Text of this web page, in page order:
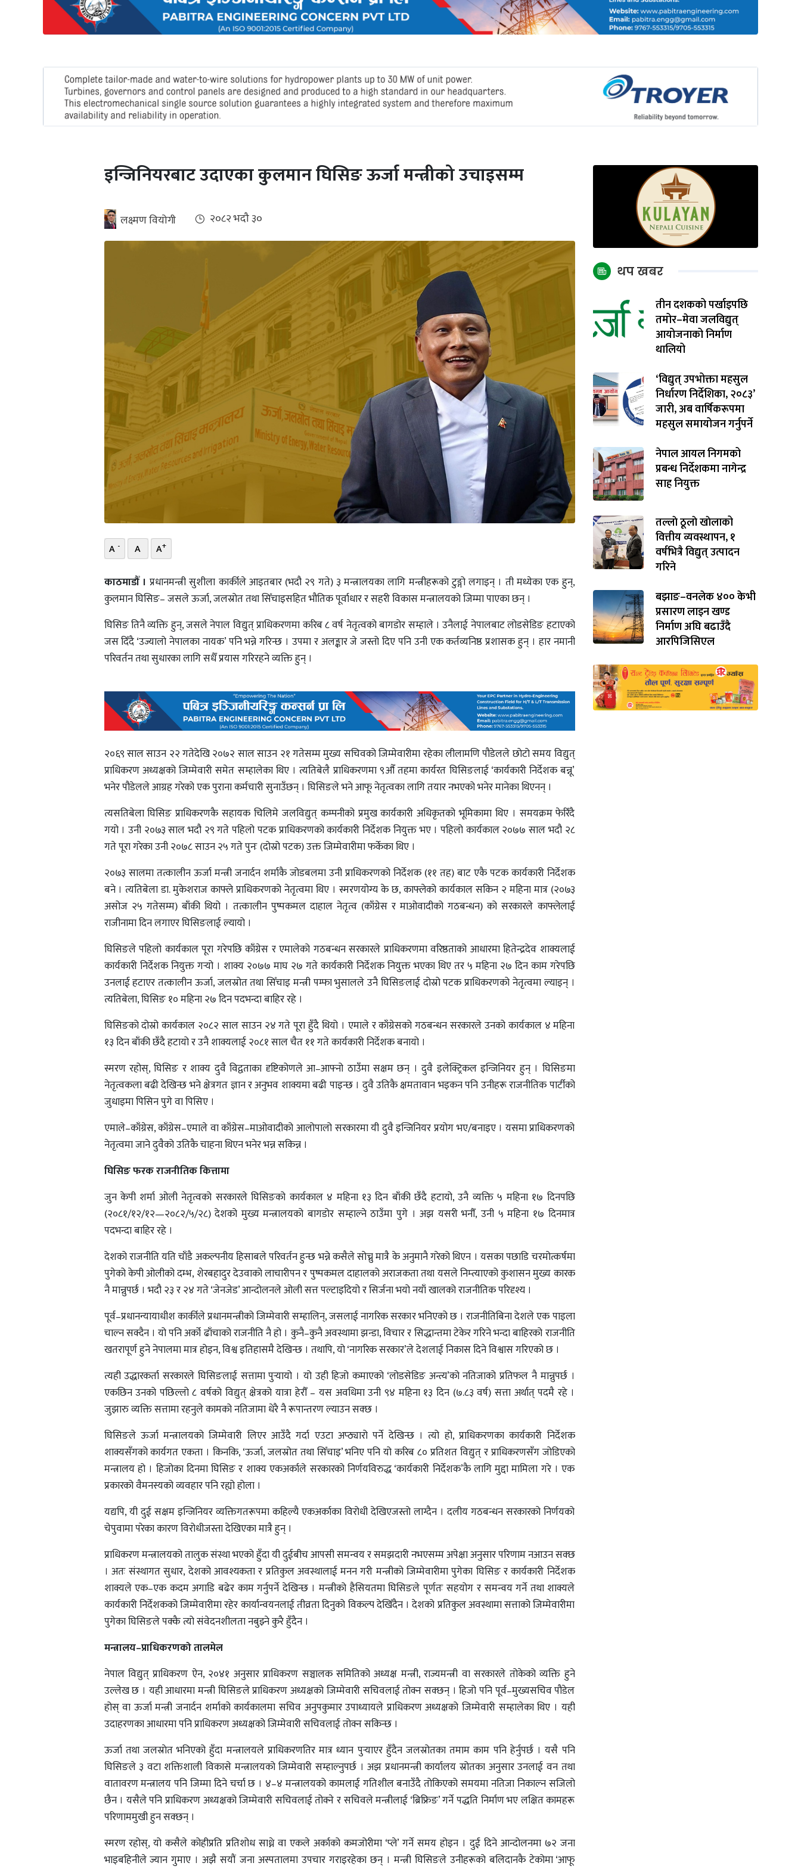
जलवायु
इन्जिनियरबाट उदाएका कुलमान घिसिङ ऊर्जा मन्त्रीको उचाइसम्म
लक्ष्मण वियोगी २०८२ भदौ ३०
A - A A+
काठमाडौँ । प्रधानमन्त्री सुशीला कार्कीले आइतबार (भदौ २९ गते) ३ मन्त्रालयका लागि मन्त्रीहरूको टुङ्गो लगाइन् । ती मध्येका एक हुन्,
कुलमान घिसिङ– जसले ऊर्जा, जलस्रोत तथा सिँचाइसहित भौतिक पूर्वाधार र सहरी विकास मन्त्रालयको जिम्मा पाएका छन् ।
घिसिङ तिनै व्यक्ति हुन्, जसले नेपाल विद्युत् प्राधिकरणमा करिब ८ वर्ष नेतृत्वको बागडोर सम्हाले । उनैलाई नेपालबाट लोडसेडिङ हटाएको
जस दिँदै ‘उज्यालो नेपालका नायक’ पनि भन्ने गरिन्छ । उपमा र अलङ्कार जे जस्तो दिए पनि उनी एक कर्तव्यनिष्ठ प्रशासक हुन् । हार नमानी
परिवर्तन तथा सुधारका लागि सधैँ प्रयास गरिरहने व्यक्ति हुन् ।
२०६९ साल साउन २२ गतेदेखि २०७२ साल साउन २१ गतेसम्म मुख्य सचिवको जिम्मेवारीमा रहेका लीलामणि पौडेलले छोटो समय विद्युत्
प्राधिकरण अध्यक्षको जिम्मेवारी समेत सम्हालेका थिए । त्यतिबेलै प्राधिकरणमा ९औँ तहमा कार्यरत घिसिङलाई ‘कार्यकारी निर्देशक बन्नू’
भनेर पौडेलले आग्रह गरेको एक पुराना कर्मचारी सुनाउँछन् । घिसिङले भने आफू नेतृत्वका लागि तयार नभएको भनेर मानेका थिएनन् ।
त्यसतिबेला घिसिङ प्राधिकरणकै सहायक चिलिमे जलविद्युत् कम्पनीको प्रमुख कार्यकारी अधिकृतको भूमिकामा थिए । समयक्रम फेरिँदै
गयो । उनी २०७३ साल भदौ २९ गते पहिलो पटक प्राधिकरणको कार्यकारी निर्देशक नियुक्त भए । पहिलो कार्यकाल २०७७ साल भदौ २८
गते पूरा गरेका उनी २०७८ साउन २५ गते पुनः (दोस्रो पटक) उक्त जिम्मेवारीमा फर्केका थिए ।
२०७३ सालमा तत्कालीन ऊर्जा मन्त्री जनार्दन शर्माकै जोडबलमा उनी प्राधिकरणको निर्देशक (११ तह) बाट एकै पटक कार्यकारी निर्देशक
बने । त्यतिबेला डा. मुकेशराज काफ्ले प्राधिकरणको नेतृत्वमा थिए । स्मरणयोग्य के छ, काफ्लेको कार्यकाल सकिन २ महिना मात्र (२०७३
असोज २५ गतेसम्म) बाँकी थियो । तत्कालीन पुष्पकमल दाहाल नेतृत्व (काँग्रेस र माओवादीको गठबन्धन) को सरकारले काफ्लेलाई
राजीनामा दिन लगाएर घिसिङलाई ल्यायो ।
घिसिङले पहिलो कार्यकाल पूरा गरेपछि काँग्रेस र एमालेको गठबन्धन सरकारले प्राधिकरणमा वरिष्ठताको आधारमा हितेन्द्रदेव शाक्यलाई
कार्यकारी निर्देशक नियुक्त गर्‍यो । शाक्य २०७७ माघ २७ गते कार्यकारी निर्देशक नियुक्त भएका थिए तर ५ महिना २७ दिन काम गरेपछि
उनलाई हटाएर तत्कालीन ऊर्जा, जलस्रोत तथा सिँचाइ मन्त्री पम्फा भुसालले उनै घिसिङलाई दोस्रो पटक प्राधिकरणको नेतृत्वमा ल्याइन् ।
त्यतिबेला, घिसिङ १० महिना २७ दिन पदभन्दा बाहिर रहे ।
घिसिङको दोस्रो कार्यकाल २०८२ साल साउन २४ गते पूरा हुँदै थियो । एमाले र काँग्रेसको गठबन्धन सरकारले उनको कार्यकाल ४ महिना
१३ दिन बाँकी छँदै हटायो र उनै शाक्यलाई २०८१ साल चैत ११ गते कार्यकारी निर्देशक बनायो ।
स्मरण रहोस्, घिसिङ र शाक्य दुवै विद्वताका दृष्टिकोणले आ–आफ्नो ठाउँमा सक्षम छन् । दुवै इलेक्ट्रिकल इन्जिनियर हुन् । घिसिङमा
नेतृत्वकला बढी देखिन्छ भने क्षेत्रगत ज्ञान र अनुभव शाक्यमा बढी पाइन्छ । दुवै उतिकै क्षमतावान भइकन पनि उनीहरू राजनीतिक पार्टीको
जुधाइमा पिसिन पुगे वा पिसिए ।
एमाले–काँग्रेस, काँग्रेस–एमाले वा काँग्रेस–माओवादीको आलोपालो सरकारमा यी दुवै इन्जिनियर प्रयोग भए/बनाइए । यसमा प्राधिकरणको
नेतृत्वमा जाने दुवैको उतिकै चाहना थिएन भनेर भन्न सकिन्न ।
घिसिङ फरक राजनीतिक कित्तामा
जुन केपी शर्मा ओली नेतृत्वको सरकारले घिसिङको कार्यकाल ४ महिना १३ दिन बाँकी छँदै हटायो, उनै व्यक्ति ५ महिना १७ दिनपछि
(२०८१/१२/१२—२०८२/५/२८) देशको मुख्य मन्त्रालयको बागडोर सम्हाल्ने ठाउँमा पुगे । अझ यसरी भनौँ, उनी ५ महिना १७ दिनमात्र
पदभन्दा बाहिर रहे ।
देशको राजनीति यति चाँडै अकल्पनीय हिसाबले परिवर्तन हुन्छ भन्ने कसैले सोच्नु मात्रै के अनुमानै गरेको थिएन । यसका पछाडि चरमोत्कर्षमा
पुगेको केपी ओलीको दम्भ, शेरबहादुर देउवाको लाचारीपन र पुष्पकमल दाहालको अराजकता तथा यसले निम्त्याएको कुशासन मुख्य कारक
नै मान्नुपर्छ । भदौ २३ र २४ गते ‘जेनजेड’ आन्दोलनले ओली सत्त पल्टाइदियो र सिर्जना भयो नयाँ खालको राजनीतिक परिदृश्य ।
पूर्व–प्रधानन्यायाधीश कार्कीले प्रधानमन्त्रीको जिम्मेवारी सम्हालिन्, जसलाई नागरिक सरकार भनिएको छ । राजनीतिबिना देशले एक पाइला
चाल्न सक्दैन । यो पनि अर्को ढाँचाको राजनीति नै हो । कुनै–कुनै अवस्थामा झन्डा, विचार र सिद्धान्तमा टेकेर गरिने भन्दा बाहिरको राजनीति
खतरापूर्ण हुने नेपालमा मात्र होइन, विश्व इतिहासमै देखिन्छ । तथापि, यो ‘नागरिक सरकार’ले देशलाई निकास दिने विश्वास गरिएको छ ।
त्यही उद्धारकर्ता सरकारले घिसिङलाई सत्तामा पुर्‍यायो । यो उही हिजो कमाएको ‘लोडसेडिङ अन्त्य’को नतिजाको प्रतिफल नै मान्नुपर्छ ।
एकछिन उनको पछिल्लो ८ वर्षको विद्युत् क्षेत्रको यात्रा हेरौँ – यस अवधिमा उनी ९४ महिना १३ दिन (७.८३ वर्ष) सत्ता अर्थात् पदमै रहे ।
जुझारु व्यक्ति सत्तामा रहनुले कामको नतिजामा धेरै नै रूपान्तरण ल्याउन सक्छ ।
घिसिङले ऊर्जा मन्त्रालयको जिम्मेवारी लिएर आउँदै गर्दा एउटा अप्ठ्यारो पर्ने देखिन्छ । त्यो हो, प्राधिकरणका कार्यकारी निर्देशक
शाक्यसँगको कार्यगत एकता । किनकि, ‘ऊर्जा, जलस्रोत तथा सिँचाइ’ भनिए पनि यो करिब ८० प्रतिशत विद्युत् र प्राधिकरणसँग जोडिएको
मन्त्रालय हो । हिजोका दिनमा घिसिङ र शाक्य एकअर्काले सरकारको निर्णयविरुद्ध ‘कार्यकारी निर्देशक’कै लागि मुद्दा मामिला गरे । एक
प्रकारको वैमनस्यको व्यवहार पनि रह्यो होला ।
यद्यपि, यी दुई सक्षम इन्जिनियर व्यक्तिगतरूपमा कहिल्यै एकअर्काका विरोधी देखिएजस्तो लाग्दैन । दलीय गठबन्धन सरकारको निर्णयको
चेपुवामा परेका कारण विरोधीजस्ता देखिएका मात्रै हुन् ।
प्राधिकरण मन्त्रालयको तालुक संस्था भएको हुँदा यी दुईबीच आपसी समन्वय र समझदारी नभएसम्म अपेक्षा अनुसार परिणाम नआउन सक्छ
। अतः संस्थागत सुधार, देशको आवश्यकता र प्रतिकुल अवस्थालाई मनन गरी मन्त्रीको जिम्मेवारीमा पुगेका घिसिङ र कार्यकारी निर्देशक
शाक्यले एक–एक कदम अगाडि बढेर काम गर्नुपर्ने देखिन्छ । मन्त्रीको हैसियतमा घिसिङले पूर्णतः सहयोग र समन्वय गर्ने तथा शाक्यले
कार्यकारी निर्देशकको जिम्मेवारीमा रहेर कार्यान्वयनलाई तीव्रता दिनुको विकल्प देखिँदैन । देशको प्रतिकुल अवस्थामा सत्ताको जिम्मेवारीमा
पुगेका घिसिङले पक्कै त्यो संवेदनशीलता नबुझ्ने कुरै हुँदैन ।
मन्त्रालय–प्राधिकरणको तालमेल
नेपाल विद्युत् प्राधिकरण ऐन, २०४१ अनुसार प्राधिकरण सञ्चालक समितिको अध्यक्ष मन्त्री, राज्यमन्त्री वा सरकारले तोकेको व्यक्ति हुने
उल्लेख छ । यही आधारमा मन्त्री घिसिङले प्राधिकरण अध्यक्षको जिम्मेवारी सचिवलाई तोक्न सक्छन् । हिजो पनि पूर्व–मुख्यसचिव पौडेल
होस् वा ऊर्जा मन्त्री जनार्दन शर्माको कार्यकालमा सचिव अनुपकुमार उपाध्यायले प्राधिकरण अध्यक्षको जिम्मेवारी सम्हालेका थिए । यही
उदाहरणका आधारमा पनि प्राधिकरण अध्यक्षको जिम्मेवारी सचिवलाई तोक्न सकिन्छ ।
ऊर्जा तथा जलस्राेत भनिएको हुँदा मन्त्रालयले प्राधिकरणतिर मात्र ध्यान पुर्‍याएर हुँदैन जलस्रोतका तमाम काम पनि हेर्नुपर्छ । यसै पनि
घिसिङले ३ वटा शक्तिशाली विकासे मन्त्रालयको जिम्मेवारी सम्हाल्नुपर्छ । अझ प्रधानमन्त्री कार्यालय स्रोतका अनुसार उनलाई वन तथा
वातावरण मन्त्रालय पनि जिम्मा दिने चर्चा छ । ४–४ मन्त्रालयको कामलाई गतिशील बनाउँदै तोकिएको समयमा नतिजा निकाल्न सजिलो
छैन । यसैले पनि प्राधिकरण अध्यक्षको जिम्मेवारी सचिवलाई तोक्ने र सचिवले मन्त्रीलाई ‘ब्रिफ्रिङ’ गर्ने पद्धति निर्माण भए लक्षित कामहरू
परिणाममुखी हुन सक्छन् ।
स्मरण रहोस्, यो कसैले कोहीप्रति प्रतिशोध साध्ने वा एकले अर्काको कमजोरीमा ‘प्ले’ गर्ने समय होइन । दुई दिने आन्दोलनमा ७२ जना
भाइबहिनीले ज्यान गुमाए । अझै सयौं जना अस्पतालमा उपचार गराइरहेका छन् । मन्त्री घिसिङले उनीहरूको बलिदानकै टेकोमा ‘आफू
थप खबर
तीन दशकको पर्खाइपछि
तमोर–मेवा जलविद्युत्
आयोजनाको निर्माण
थालियो
‘विद्युत् उपभोक्ता महसुल
निर्धारण निर्देशिका, २०८३’
जारी, अब वार्षिकरूपमा
महसुल समायोजन गर्नुपर्ने
नेपाल आयल निगमको
प्रबन्ध निर्देशकमा नागेन्द्र
साह नियुक्त
तल्लाे ठूलाे खाेलाको
वित्तीय व्यवस्थापन, १
वर्षभित्रै विद्युत् उत्पादन
गरिने
बझाङ–वनलेक ४०० केभी
प्रसारण लाइन खण्ड
निर्माण अघि बढाउँदै
आरपिजिसिएल